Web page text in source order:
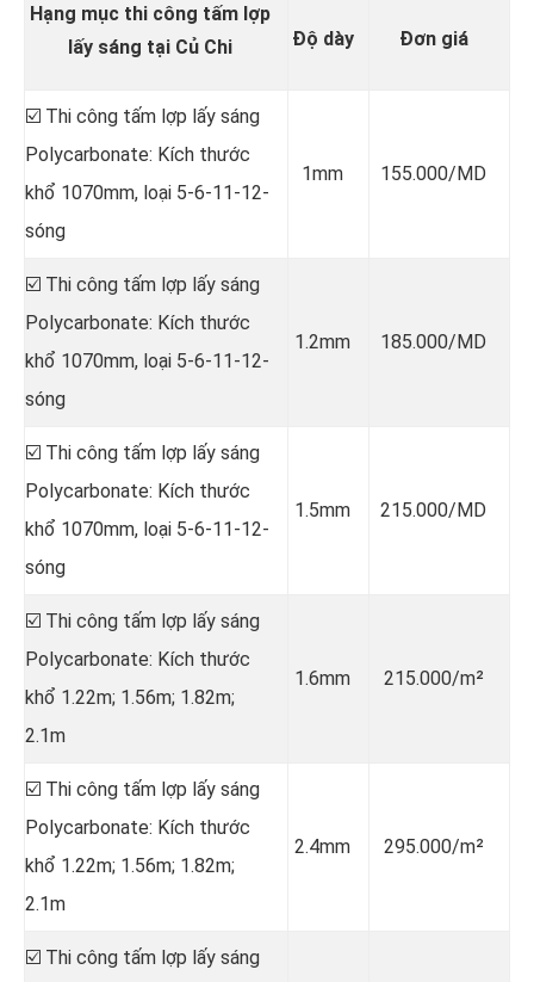
Hạng mục thi công tấm lợp
lấy sáng tại Củ Chi
Độ dày Đơn giá
☑️ Thi công tấm lợp lấy sáng
Polycarbonate: Kích thước
khổ 1070mm, loại 5-6-11-12-
sóng
1mm 155.000/MD
☑️ Thi công tấm lợp lấy sáng
Polycarbonate: Kích thước
khổ 1070mm, loại 5-6-11-12-
sóng
1.2mm 185.000/MD
☑️ Thi công tấm lợp lấy sáng
Polycarbonate: Kích thước
khổ 1070mm, loại 5-6-11-12-
sóng
1.5mm 215.000/MD
☑️ Thi công tấm lợp lấy sáng
Polycarbonate: Kích thước
khổ 1.22m; 1.56m; 1.82m;
2.1m
1.6mm 215.000/m²
☑️ Thi công tấm lợp lấy sáng
Polycarbonate: Kích thước
khổ 1.22m; 1.56m; 1.82m;
2.1m
2.4mm 295.000/m²
☑️ Thi công tấm lợp lấy sáng